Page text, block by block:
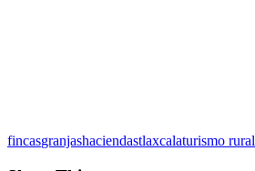
fincasgranjashaciendastlaxcalaturismo rural